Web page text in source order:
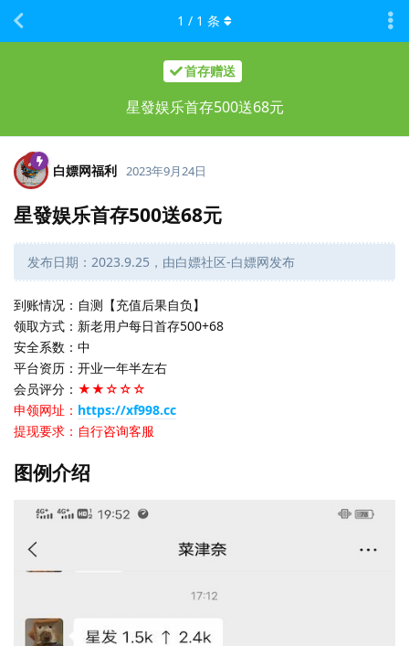
首存赠送
星發娱乐首存500送68元
1 / 1 条
白嫖网福利 2023年9月24日
星發娱乐首存500送68元
发布日期：2023.9.25，由白嫖社区-白嫖网发布
到账情况：自测【充值后果自负】
领取方式：新老用户每日首存500+68
安全系数：中
平台资历：开业一年半左右
会员评分： ★★☆☆☆
申领网址： https://xf998.cc
提现要求：自行咨询客服
图例介绍